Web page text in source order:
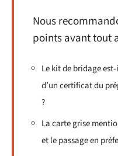
Nous
points avant tout
Le kit de bridage
d’un certificat du
?
La carte grise
et le passage en